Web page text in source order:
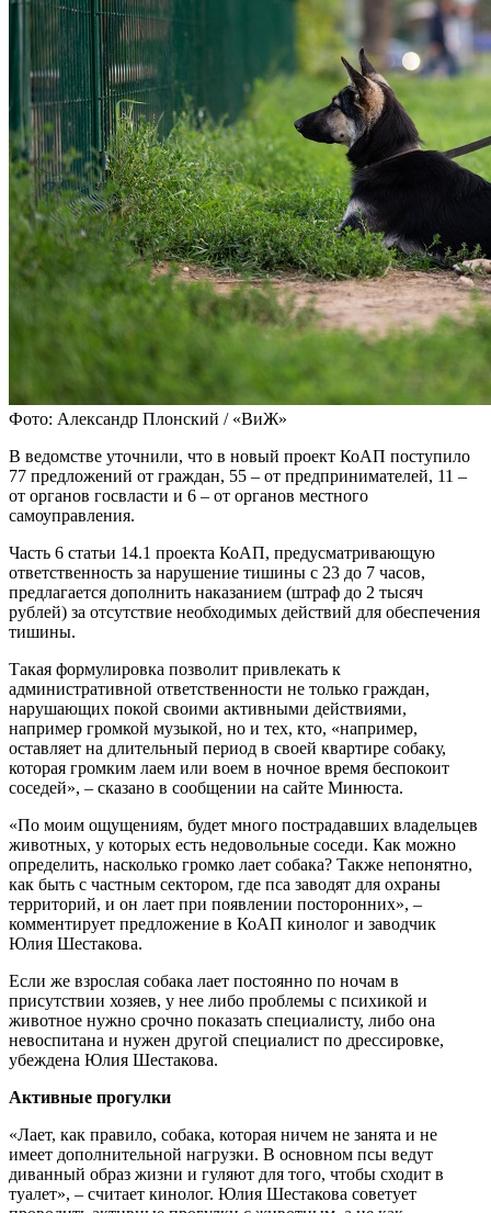
Фото: Александр Плонский / «ВиЖ»
В ведомстве уточнили, что в новый проект КоАП поступило
77 предложений от граждан, 55 – от предпринимателей, 11 –
от органов госвласти и 6 – от органов местного
самоуправления.
Часть 6 статьи 14.1 проекта КоАП, предусматривающую
ответственность за нарушение тишины с 23 до 7 часов,
предлагается дополнить наказанием (штраф до 2 тысяч
рублей) за отсутствие необходимых действий для обеспечения
тишины.
Такая формулировка позволит привлекать к
административной ответственности не только граждан,
нарушающих покой своими активными действиями,
например громкой музыкой, но и тех, кто, «например,
оставляет на длительный период в своей квартире собаку,
которая громким лаем или воем в ночное время беспокоит
соседей», – сказано в сообщении на сайте Минюста.
«По моим ощущениям, будет много пострадавших владельцев
животных, у которых есть недовольные соседи. Как можно
определить, насколько громко лает собака? Также непонятно,
как быть с частным сектором, где пса заводят для охраны
территорий, и он лает при появлении посторонних», –
комментирует предложение в КоАП кинолог и заводчик
Юлия Шестакова.
Если же взрослая собака лает постоянно по ночам в
присутствии хозяев, у нее либо проблемы с психикой и
животное нужно срочно показать специалисту, либо она
невоспитана и нужен другой специалист по дрессировке,
убеждена Юлия Шестакова.
Активные прогулки
«Лает, как правило, собака, которая ничем не занята и не
имеет дополнительной нагрузки. В основном псы ведут
диванный образ жизни и гуляют для того, чтобы сходит в
туалет», – считает кинолог. Юлия Шестакова советует